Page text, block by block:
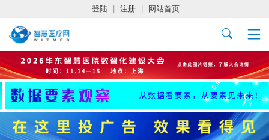
登陆 注册 网站首页